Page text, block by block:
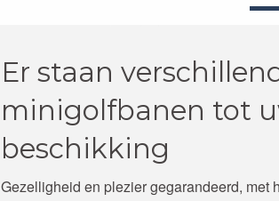
Er staan
minigolfbanen tot
beschikking
Gezelligheid en plezier gegarandeerd, met